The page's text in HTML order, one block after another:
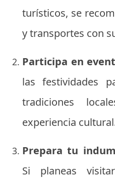
turísticos, se
y transportes con
Participa en
las festividades
tradiciones
experiencia
Prepara tu
Si planeas